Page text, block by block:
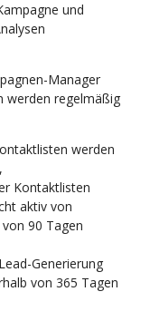
und
Manager
werden regelmäßig
werden
Kontaktlisten
aktiv von
90 Tagen
Generierung
von 365 Tagen